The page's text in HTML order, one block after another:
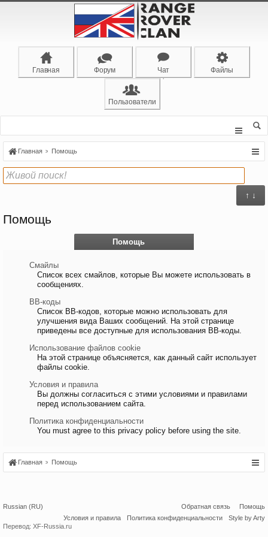
Главная Форум Чат Файлы
Пользователи
Главная Помощь
↑ ↓
Помощь
Помощь
Смайлы
Список всех смайлов, которые Вы можете использовать в
сообщениях.
BB-коды
Список BB-кодов, которые можно использовать для
улучшения вида Ваших сообщений. На этой странице
приведены все доступные для использования BB-коды.
Использование файлов cookie
На этой странице объясняется, как данный сайт использует
файлы cookie.
Условия и правила
Вы должны согласиться с этими условиями и правилами
перед использованием сайта.
Политика конфиденциальности
You must agree to this privacy policy before using the site.
Главная Помощь
Russian (RU) Обратная связь
Помощь
Условия и правила
Политика конфиденциальности
Style by Arty
Перевод: XF-Russia.ru